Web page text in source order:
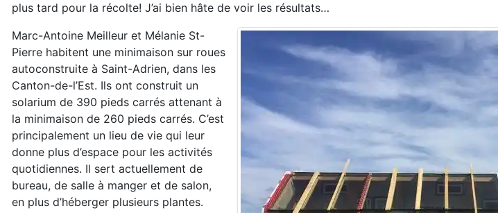
plus tard pour la récolte! J’ai bien hâte de voir les résultats…
Marc-Antoine Meilleur et Mélanie St-
Pierre habitent une minimaison sur roues
autoconstruite à Saint-Adrien, dans les
Canton-de-l’Est. Ils ont construit un
solarium de 390 pieds carrés attenant à
la minimaison de 260 pieds carrés. C’est
principalement un lieu de vie qui leur
donne plus d’espace pour les activités
quotidiennes. Il sert actuellement de
bureau, de salle à manger et de salon,
en plus d’héberger plusieurs plantes.